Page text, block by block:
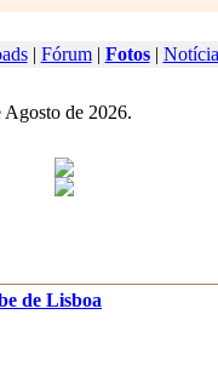
| Fórum| Fotos|
Agosto de 2026.
de Lisboa